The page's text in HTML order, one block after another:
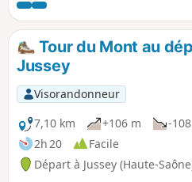
Tour du Mont au
Jussey
Visorandonneur
7,10 km
+106 m
-
2h 20
Facile
Départ à Jussey (Haute-